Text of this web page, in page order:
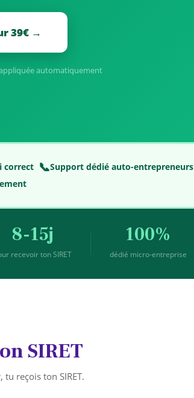
39€ →
automatiquement
correct 📞Support dédié auto-entrepreneurs
8-15j
recevoir ton SIRET
100%
dédié micro-entreprise
SIRET
reçois ton SIRET.